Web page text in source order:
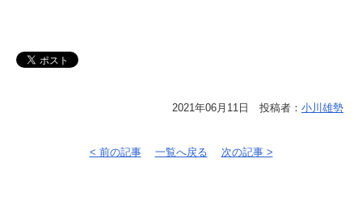
2021年06月11日 投稿者： 小川雄勢
< 前の記事 一覧へ戻る 次の記事 >